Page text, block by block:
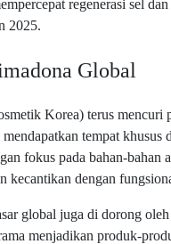
regenerasi sel
2025.
Global
Korea) terus mencuri
tempat khusus
fokus pada bahan-bahan
kecantikan dengan
global juga di dorong
menjadikan produk-